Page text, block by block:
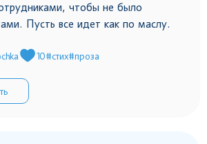
чтобы не было
Пусть все идет как по маслу.
10#стих#проза